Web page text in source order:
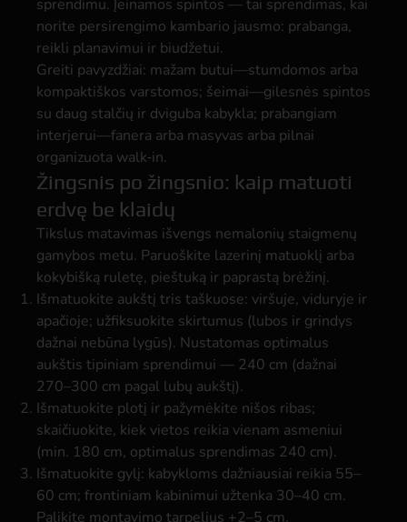
sprendimu. Įeinamos spintos — tai sprendimas, kai
norite persirengimo kambario jausmo: prabanga,
reikli planavimui ir biudžetui.
Greiti pavyzdžiai: mažam butui—stumdomos arba
kompaktiškos varstomos; šeimai—gilesnės spintos
su daug stalčių ir dviguba kabykla; prabangiam
interjerui—fanera arba masyvas arba pilnai
organizuota walk‑in.
Žingsnis po žingsnio: kaip matuoti
erdvę be klaidų
Tikslus matavimas išvengs nemalonių staigmenų
gamybos metu. Paruoškite lazerinį matuoklį arba
kokybišką ruletę, pieštuką ir paprastą brėžinį.
Išmatuokite aukštį tris taškuose: viršuje, viduryje ir
apačioje; užfiksuokite skirtumus (lubos ir grindys
dažnai nebūna lygūs). Nustatomas optimalus
aukštis tipiniam sprendimui — 240 cm (dažnai
270–300 cm pagal lubų aukštį).
Išmatuokite plotį ir pažymėkite nišos ribas;
skaičiuokite, kiek vietos reikia vienam asmeniui
(min. 180 cm, optimalus sprendimas 240 cm).
Išmatuokite gylį: kabykloms dažniausiai reikia 55–
60 cm; frontiniam kabinimui užtenka 30–40 cm.
Palikite montavimo tarpelius +2–5 cm.